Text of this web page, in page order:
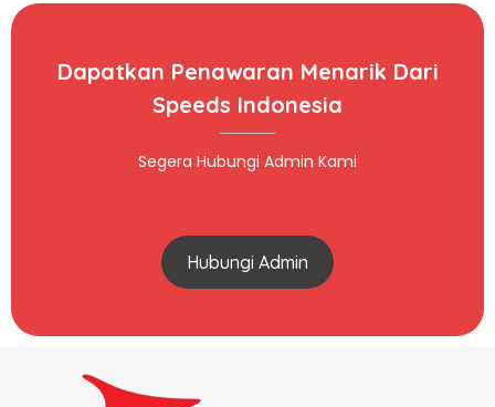
Dapatkan Penawaran Menarik Dari
Speeds Indonesia
Segera Hubungi Admin Kami
Hubungi Admin